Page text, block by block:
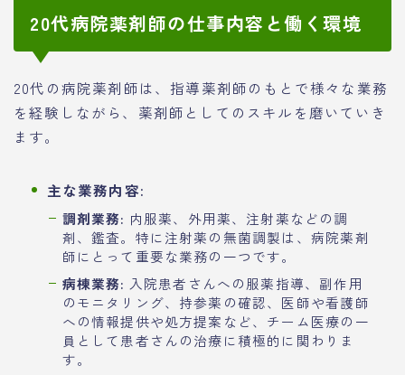
20代病院薬剤師の仕事内容と働く環境
20代の病院薬剤師は、指導薬剤師のもとで様々な業務
を経験しながら、薬剤師としてのスキルを磨いていき
ます。
主な業務内容:
調剤業務: 内服薬、外用薬、注射薬などの調
剤、鑑査。特に注射薬の無菌調製は、病院薬剤
師にとって重要な業務の一つです。
病棟業務: 入院患者さんへの服薬指導、副作用
のモニタリング、持参薬の確認、医師や看護師
への情報提供や処方提案など、チーム医療の一
員として患者さんの治療に積極的に関わりま
す。